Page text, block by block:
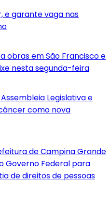
e garante vaga nas
obras em São Francisco e
nesta segunda-feira
Legislativa e
como nova
de Campina Grande
Governo Federal para
de direitos de pessoas